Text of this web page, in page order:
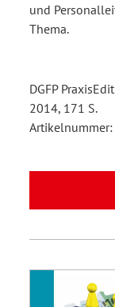
und
Thema.
DGFP
2014, 171 S.